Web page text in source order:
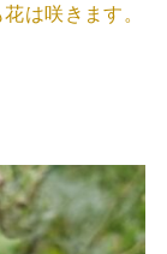
は咲きます。